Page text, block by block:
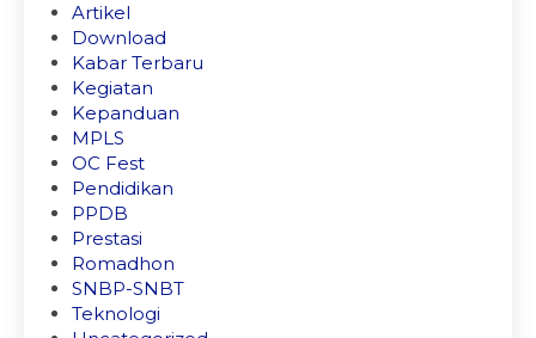
Artikel
Download
Kabar Terbaru
Kegiatan
Kepanduan
MPLS
OC Fest
Pendidikan
PPDB
Prestasi
Romadhon
SNBP-SNBT
Teknologi